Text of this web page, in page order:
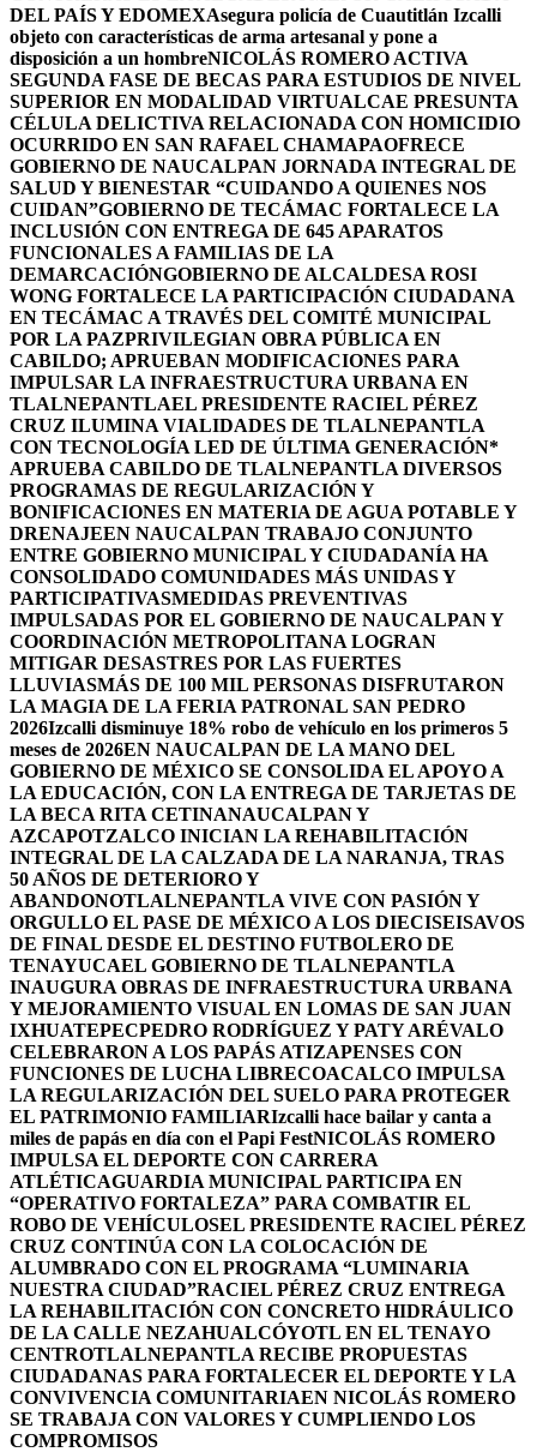
DEL PAÍS Y EDOMEXAsegura policía de Cuautitlán Izcalli
objeto con características de arma artesanal y pone a
disposición a un hombreNICOLÁS ROMERO ACTIVA
SEGUNDA FASE DE BECAS PARA ESTUDIOS DE NIVEL
SUPERIOR EN MODALIDAD VIRTUALCAE PRESUNTA
CÉLULA DELICTIVA RELACIONADA CON HOMICIDIO
OCURRIDO EN SAN RAFAEL CHAMAPAOFRECE
GOBIERNO DE NAUCALPAN JORNADA INTEGRAL DE
SALUD Y BIENESTAR “CUIDANDO A QUIENES NOS
CUIDAN”GOBIERNO DE TECÁMAC FORTALECE LA
INCLUSIÓN CON ENTREGA DE 645 APARATOS
FUNCIONALES A FAMILIAS DE LA
DEMARCACIÓNGOBIERNO DE ALCALDESA ROSI
WONG FORTALECE LA PARTICIPACIÓN CIUDADANA
EN TECÁMAC A TRAVÉS DEL COMITÉ MUNICIPAL
POR LA PAZPRIVILEGIAN OBRA PÚBLICA EN
CABILDO; APRUEBAN MODIFICACIONES PARA
IMPULSAR LA INFRAESTRUCTURA URBANA EN
TLALNEPANTLAEL PRESIDENTE RACIEL PÉREZ
CRUZ ILUMINA VIALIDADES DE TLALNEPANTLA
CON TECNOLOGÍA LED DE ÚLTIMA GENERACIÓN*
APRUEBA CABILDO DE TLALNEPANTLA DIVERSOS
PROGRAMAS DE REGULARIZACIÓN Y
BONIFICACIONES EN MATERIA DE AGUA POTABLE Y
DRENAJEEN NAUCALPAN TRABAJO CONJUNTO
ENTRE GOBIERNO MUNICIPAL Y CIUDADANÍA HA
CONSOLIDADO COMUNIDADES MÁS UNIDAS Y
PARTICIPATIVASMEDIDAS PREVENTIVAS
IMPULSADAS POR EL GOBIERNO DE NAUCALPAN Y
COORDINACIÓN METROPOLITANA LOGRAN
MITIGAR DESASTRES POR LAS FUERTES
LLUVIASMÁS DE 100 MIL PERSONAS DISFRUTARON
LA MAGIA DE LA FERIA PATRONAL SAN PEDRO
2026Izcalli disminuye 18% robo de vehículo en los primeros 5
meses de 2026EN NAUCALPAN DE LA MANO DEL
GOBIERNO DE MÉXICO SE CONSOLIDA EL APOYO A
LA EDUCACIÓN, CON LA ENTREGA DE TARJETAS DE
LA BECA RITA CETINANAUCALPAN Y
AZCAPOTZALCO INICIAN LA REHABILITACIÓN
INTEGRAL DE LA CALZADA DE LA NARANJA, TRAS
50 AÑOS DE DETERIORO Y
ABANDONOTLALNEPANTLA VIVE CON PASIÓN Y
ORGULLO EL PASE DE MÉXICO A LOS DIECISEISAVOS
DE FINAL DESDE EL DESTINO FUTBOLERO DE
TENAYUCAEL GOBIERNO DE TLALNEPANTLA
INAUGURA OBRAS DE INFRAESTRUCTURA URBANA
Y MEJORAMIENTO VISUAL EN LOMAS DE SAN JUAN
IXHUATEPECPEDRO RODRÍGUEZ Y PATY ARÉVALO
CELEBRARON A LOS PAPÁS ATIZAPENSES CON
FUNCIONES DE LUCHA LIBRECOACALCO IMPULSA
LA REGULARIZACIÓN DEL SUELO PARA PROTEGER
EL PATRIMONIO FAMILIARIzcalli hace bailar y canta a
miles de papás en día con el Papi FestNICOLÁS ROMERO
IMPULSA EL DEPORTE CON CARRERA
ATLÉTICAGUARDIA MUNICIPAL PARTICIPA EN
“OPERATIVO FORTALEZA” PARA COMBATIR EL
ROBO DE VEHÍCULOSEL PRESIDENTE RACIEL PÉREZ
CRUZ CONTINÚA CON LA COLOCACIÓN DE
ALUMBRADO CON EL PROGRAMA “LUMINARIA
NUESTRA CIUDAD”RACIEL PÉREZ CRUZ ENTREGA
LA REHABILITACIÓN CON CONCRETO HIDRÁULICO
DE LA CALLE NEZAHUALCÓYOTL EN EL TENAYO
CENTROTLALNEPANTLA RECIBE PROPUESTAS
CIUDADANAS PARA FORTALECER EL DEPORTE Y LA
CONVIVENCIA COMUNITARIAEN NICOLÁS ROMERO
SE TRABAJA CON VALORES Y CUMPLIENDO LOS
COMPROMISOS